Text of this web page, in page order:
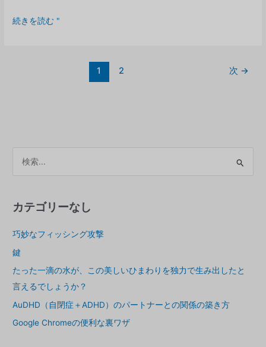
透
を
う
う
に
な
た
か？
続きを読む "
1 2 次 →
イ
ス
カテゴリーなし
巧妙なフィッシング攻撃
鍵
たった一滴の水が、この美しいひまわりを独力で生み出したと
言えるでしょうか？
AuDHD（自閉症＋ADHD）のパートナーとの関係の築き方
Google Chromeの便利な裏ワザ